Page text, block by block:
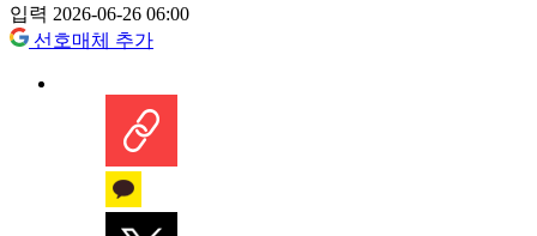
입력 2026-06-26 06:00
선호매체 추가